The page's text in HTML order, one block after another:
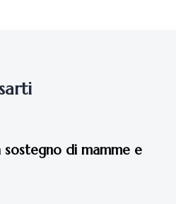
sostegno di mamme e